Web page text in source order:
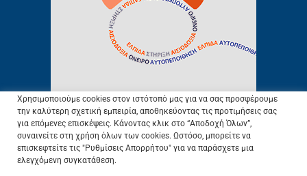
ΕΛ.Ε.ΑΝ.Α © 2003.Προστασία Προσωπικών Δεδομένων –Πολιτική
Cookies
Χρησιμοποιούμε cookies στον ιστότοπό μας για να σας προσφέρουμε
την καλύτερη σχετική εμπειρία, αποθηκεύοντας τις προτιμήσεις σας
για επόμενες επισκέψεις. Κάνοντας κλικ στο “Αποδοχή Όλων”,
συναινείτε στη χρήση όλων των cookies. Ωστόσο, μπορείτε να
επισκεφτείτε τις "Ρυθμίσεις Απορρήτου" για να παράσχετε μια
ελεγχόμενη συγκατάθεση.